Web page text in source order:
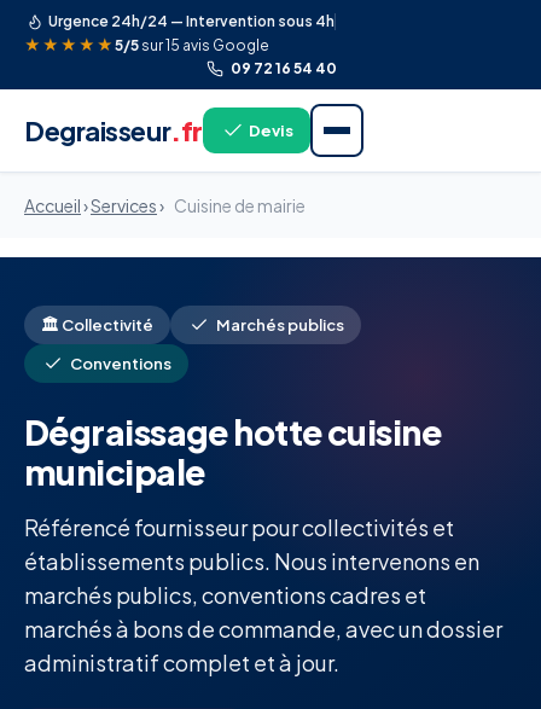
Urgence 24h/24 — Intervention sous 4h
★★★★★ 5/5 sur 15 avis Google
09 72 16 54 40
Degraisseur.fr Devis
Accueil›Services› Cuisine de mairie
🏛️ Collectivité
Marchés publics
Conventions
Dégraissage hotte cuisine
municipale
Référencé fournisseur pour collectivités et
établissements publics. Nous intervenons en
marchés publics, conventions cadres et
marchés à bons de commande, avec un dossier
administratif complet et à jour.